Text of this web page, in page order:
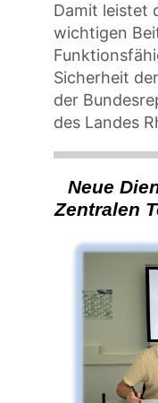
Damit leistet
wichtigen
Sicherheit
der
des Landes
Neue
Zentralen